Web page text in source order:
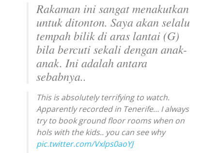
Rakaman ini sangat menakutkan
untuk ditonton. Saya akan selalu
tempah bilik di aras lantai (G)
bila bercuti sekali dengan anak-
anak. Ini adalah antara
sebabnya..
This is absolutely terrifying to watch.
Apparently recorded in Tenerife… I always
try to book ground floor rooms when on
hols with the kids.. you can see why
pic.twitter.com/Vxlps0aoYJ